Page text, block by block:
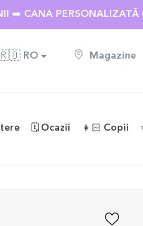
➡️ CANA PERSONALIZATĂ
RO Magazine
🗓️ Ocazii 👧🏻 Copii